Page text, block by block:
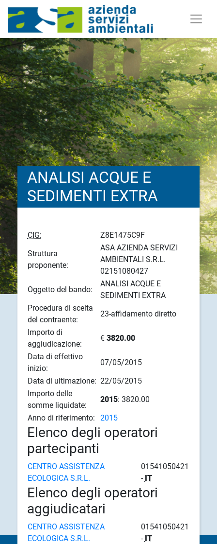
ANALISI ACQUE E
SEDIMENTI EXTRA
CIG:
Z8E1475C9F
Struttura
proponente:
ASA AZIENDA SERVIZI
AMBIENTALI S.R.L.
02151080427
Oggetto del bando:
ANALISI ACQUE E
SEDIMENTI EXTRA
Procedura di scelta
del contraente:
23-affidamento diretto
Importo di
aggiudicazione:
€ 3820.00
Data di effettivo
inizio:
07/05/2015
Data di ultimazione: 22/05/2015
Importo delle
somme liquidate:
2015: 3820.00
Anno di riferimento:
2015
Elenco degli operatori
partecipanti
CENTRO ASSISTENZA
ECOLOGICA S.R.L.
01541050421
- IT
Elenco degli operatori
aggiudicatari
CENTRO ASSISTENZA
ECOLOGICA S.R.L.
01541050421
- IT